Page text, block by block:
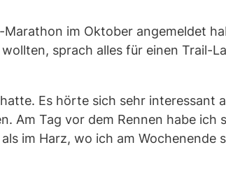
im Oktober angemeldet
sprach alles für einen Trail-
Es hörte sich sehr interessant
Am Tag vor dem Rennen habe ich
im Harz, wo ich am Wochenende